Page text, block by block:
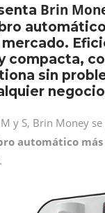
Brin
compacta,
sin
y S, Brin Money
automático